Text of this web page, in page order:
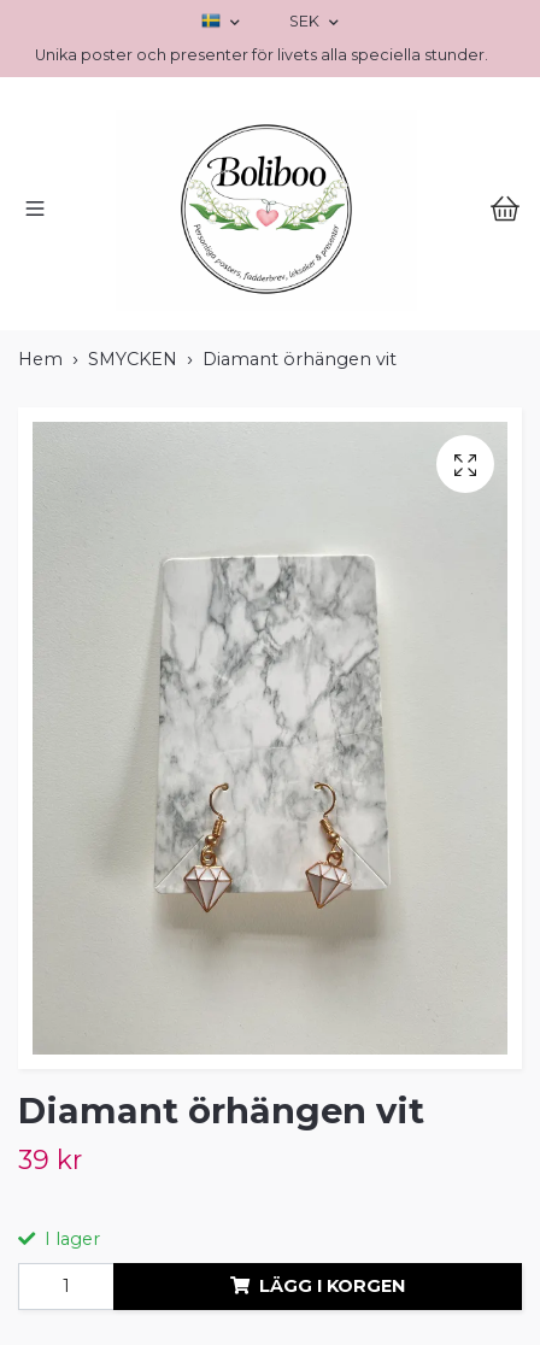
SEK
Unika poster och presenter för livets alla speciella stunder.
Hem SMYCKEN Diamant örhängen vit
Diamant örhängen vit
39 kr
I lager
LÄGG I KORGEN